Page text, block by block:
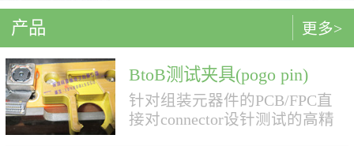
产品
BtoB测试夹具(pogo pin)
针对组装元器件的PCB/FPC直
接对connector设针测试的高精
更多>